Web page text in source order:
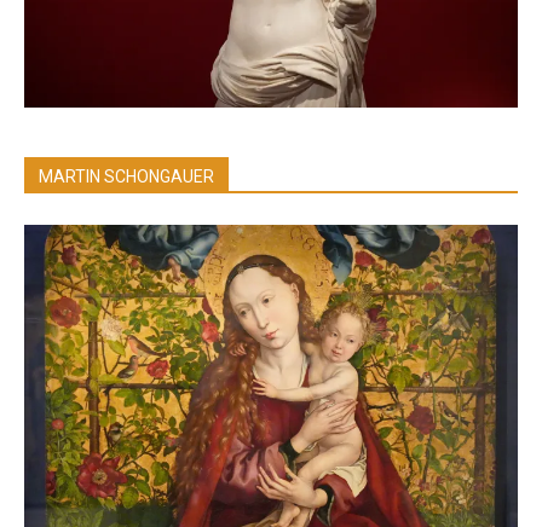
MARTIN SCHONGAUER